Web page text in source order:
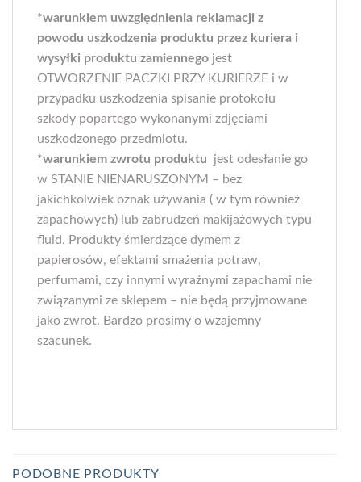
*warunkiem uwzględnienia reklamacji z
powodu uszkodzenia produktu przez kuriera i
wysyłki produktu zamiennego jest
OTWORZENIE PACZKI PRZY KURIERZE i w
przypadku uszkodzenia spisanie protokołu
szkody popartego wykonanymi zdjęciami
uszkodzonego przedmiotu.
*warunkiem zwrotu produktu
jest odesłanie go
w STANIE NIENARUSZONYM – bez
jakichkolwiek oznak używania ( w tym również
zapachowych) lub zabrudzeń makijażowych typu
fluid. Produkty śmierdzące dymem z
papierosów, efektami smażenia potraw,
perfumami, czy innymi wyraźnymi zapachami nie
związanymi ze sklepem – nie będą przyjmowane
jako zwrot. Bardzo prosimy o wzajemny
szacunek.
PODOBNE PRODUKTY